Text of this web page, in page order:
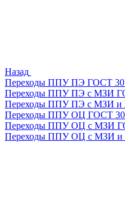
Назад
Переходы ППУ ПЭ ГОСТ
Переходы ППУ ПЭ с МЗИ
Переходы ППУ ПЭ с МЗИ и
Переходы ППУ ОЦ ГОСТ
Переходы ППУ ОЦ с МЗИ
Переходы ППУ ОЦ с МЗИ и